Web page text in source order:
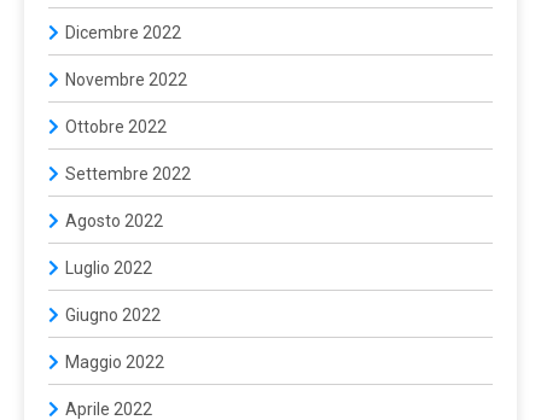
Dicembre 2022
Novembre 2022
Ottobre 2022
Settembre 2022
Agosto 2022
Luglio 2022
Giugno 2022
Maggio 2022
Aprile 2022